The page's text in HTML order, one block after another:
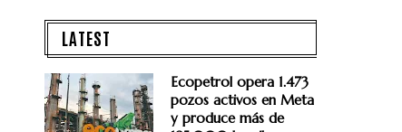
LATEST
Ecopetrol opera 1.473
pozos activos en Meta
y produce más de